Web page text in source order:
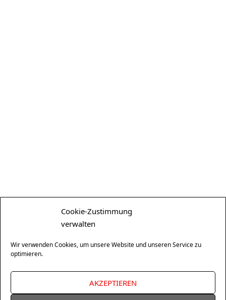
Cookie-Zustimmung
verwalten
Wir verwenden Cookies, um unsere Website und unseren Service zu
optimieren.
AKZEPTIEREN